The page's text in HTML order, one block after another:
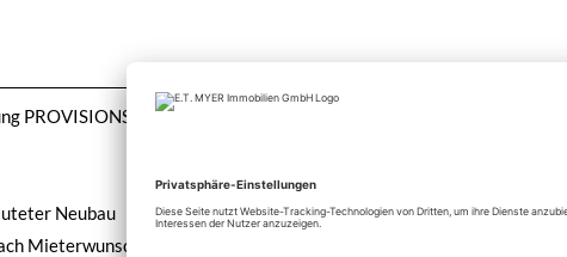
PROVISIONSFREI zu vermieten.
Neubau
Mieterwunsch möglich